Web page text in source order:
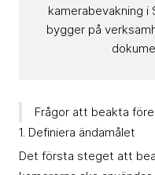
kamerabevakning
bygger på
Frågor att beakta
1. Definiera ändamålet
Det första steget att